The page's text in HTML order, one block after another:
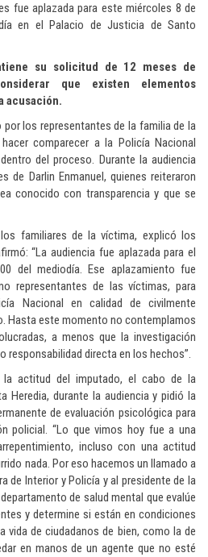
fue aplazada para este miércoles 8 de
en el Palacio de Justicia de Santo
su solicitud de 12 meses de
que existen elementos
acusación.
los representantes de la familia de la
comparecer a la Policía Nacional
del proceso. Durante la audiencia
de Darlin Enmanuel, quienes reiteraron
conocido con transparencia y que se
familiares de la víctima, explicó los
“La audiencia fue aplazada para el
del mediodía. Ese aplazamiento fue
representantes de las víctimas, para
Nacional en calidad de civilmente
Hasta este momento no contemplamos
a menos que la investigación
responsabilidad directa en los hechos”.
actitud del imputado, el cabo de la
Heredia, durante la audiencia y pidió la
de evaluación psicológica para
policial. “Lo que vimos hoy fue a una
incluso con una actitud
nada. Por eso hacemos un llamado a
de Interior y Policía y al presidente de la
de salud mental que evalúe
y determine si están en condiciones
vida de ciudadanos de bien, como la de
en manos de un agente que no esté